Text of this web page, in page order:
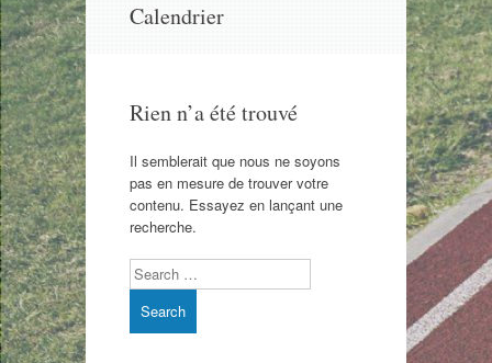
Calendrier
Rien n’a été trouvé
Il semblerait que nous ne soyons
pas en mesure de trouver votre
contenu. Essayez en lançant une
recherche.
Search